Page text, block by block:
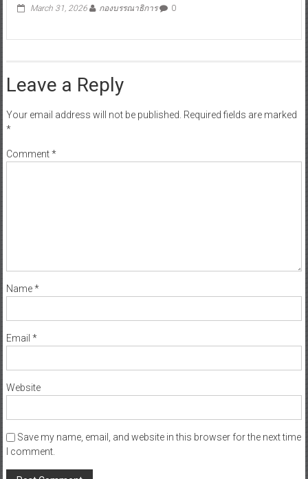
March 31, 2026 กองบรรณาธิการ 0
Leave a Reply
Your email address will not be published. Required fields are marked
*
Comment*
Name*
Email *
Website
Save my name, email, and website in this browser for the next time
I comment.